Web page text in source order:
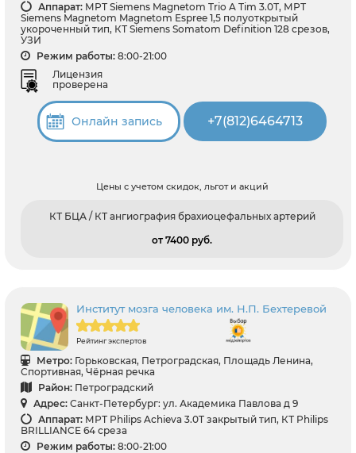
Аппарат: МРТ Siemens Magnetom Trio A Tim 3.0Т, МРТ
Siemens Magnetom Magnetom Espree 1,5 полуоткрытый
укороченный тип, КТ Siemens Somatom Definition 128 срезов,
УЗИ
Режим работы: 8:00-21:00
Лицензия
проверена
Онлайн запись +7(812)6464713
Цены с учетом скидок, льгот и акций
КТ БЦА / КТ ангиография брахиоцефальных артерий
от 7400 pуб.
Институт мозга человека им. Н.П. Бехтеревой
Рейтинг экспертов
Метро: Горьковская, Петроградская, Площадь Ленина,
Спортивная, Чёрная речка
Район: Петроградский
Адрес: Санкт-Петербург: ул. Академика Павлова д 9
Аппарат: МРТ Philips Achieva 3.0T закрытый тип, КТ Philips
BRILLIANCE 64 среза
Режим работы: 8:00-21:00